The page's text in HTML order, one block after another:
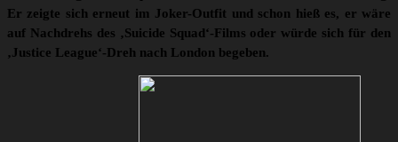
Er zeigte sich erneut im Joker-Outfit und schon hieß es, er wäre
auf Nachdrehs des ‚Suicide Squad‘-Films oder würde sich für den
‚Justice League‘-Dreh nach London begeben.